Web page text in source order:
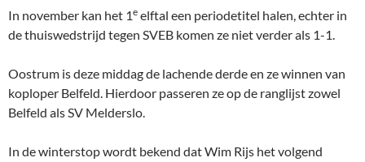
In november kan het 1e elftal een periodetitel halen, echter in
de thuiswedstrijd tegen SVEB komen ze niet verder als 1-1.
Oostrum is deze middag de lachende derde en ze winnen van
koploper Belfeld. Hierdoor passeren ze op de ranglijst zowel
Belfeld als SV Melderslo.
In de winterstop wordt bekend dat Wim Rijs het volgend